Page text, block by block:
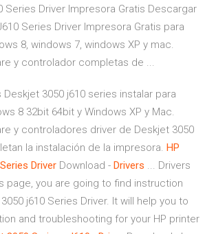
Series Driver Impresora Gratis Descargar
Series Driver Impresora Gratis para
8, windows 7, windows XP y mac.
y controlador completas de ...
3050 j610 series instalar para
8 32bit 64bit y Windows XP y Mac.
y controladores driver de Deskjet 3050
la instalación de la impresora. HP
Series Driver Download - Drivers ... Drivers
page, you are going to find instruction
j610 Series Driver. It will help you to
and troubleshooting for your HP printer